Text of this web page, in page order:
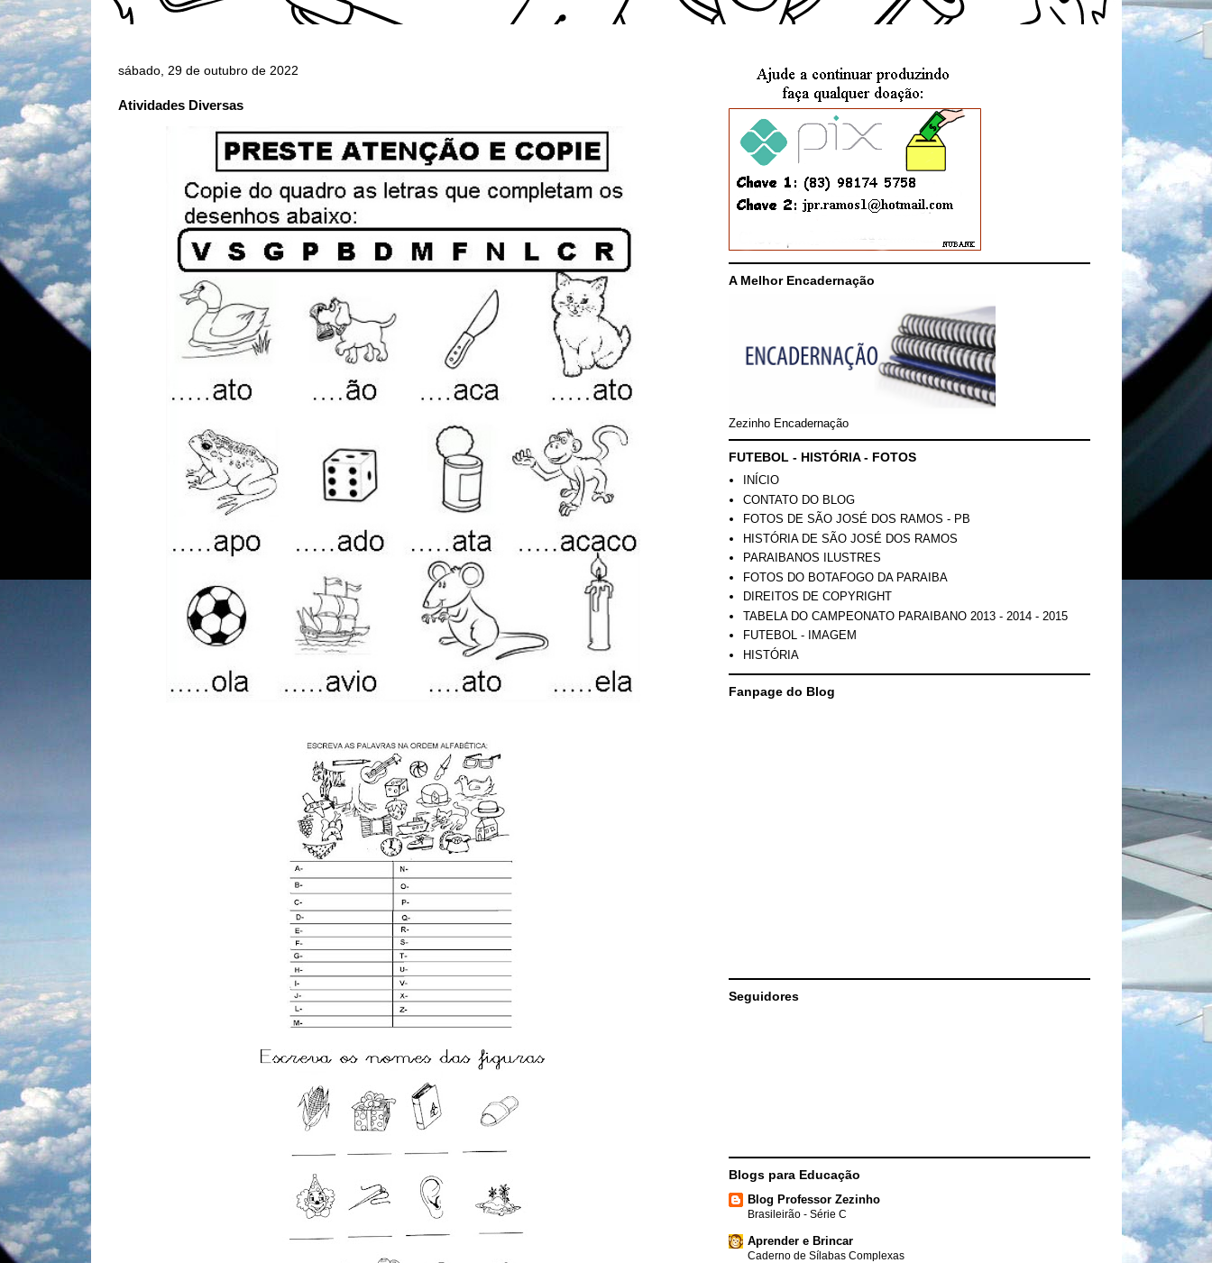
sábado, 29 de outubro de 2022
Atividades Diversas
A Melhor Encadernação
Zezinho Encadernação
FUTEBOL - HISTÓRIA - FOTOS
INÍCIO
CONTATO DO BLOG
FOTOS DE SÃO JOSÉ DOS RAMOS - PB
HISTÓRIA DE SÃO JOSÉ DOS RAMOS
PARAIBANOS ILUSTRES
FOTOS DO BOTAFOGO DA PARAIBA
DIREITOS DE COPYRIGHT
TABELA DO CAMPEONATO PARAIBANO 2013 - 2014 - 2015
FUTEBOL - IMAGEM
HISTÓRIA
Fanpage do Blog
Seguidores
Blogs para Educação
Blog Professor Zezinho
Brasileirão - Série C
Aprender e Brincar
Caderno de Sílabas Complexas